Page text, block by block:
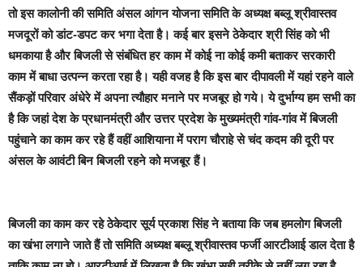
तो इस कालोनी की समिति अंसल आंगन योजना समिति के अध्यक्ष बब्लू श्रीवास्तव
मजदूरों को डांट-डपट कर भगा देता है। कई बार इसने ठेकेदार श्री सिंह को भी
धमकाया है और बिजली से संबंधित हर काम में कोई ना कोई कमी बताकर सरकारी
काम में बाधा उत्पन्न करता रहा है। यही वजह है कि इस बार दीपावली में यहां रहने वाले
सैंकड़ों परिवार अंधेरे में अपना त्यौहार मनाने पर मजबूर हो गये। ये दुर्भाग्य हम सभी का
है कि जहां देश के प्रधानमंत्री और उत्तर प्रदेश के मुख्यमंत्री गांव-गांव में बिजली
पहुंचाने का काम कर रहे हैं वहीं आशियाना में पराग चौराहे से चंद कदम की दूरी पर
अंसल के आवंटी बिन बिजली रहने को मजबूर हैं।
बिजली का काम कर रहे ठेकेदार सूर्य प्रकाश सिंह ने बताया कि जब हमलोग बिजली
का खंभा लगाने जाते हैं तो समिति अध्यक्ष बब्लू श्रीवास्तव फर्जी आरटीआई डाल देता है